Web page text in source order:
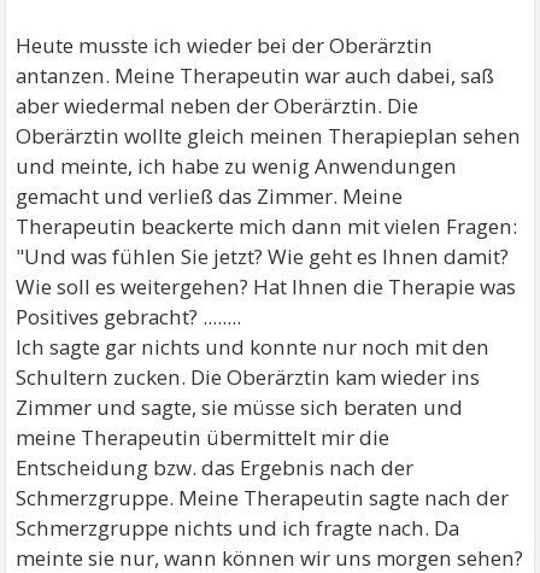
Heute musste ich wieder bei der Oberärztin
antanzen. Meine Therapeutin war auch dabei, saß
aber wiedermal neben der Oberärztin. Die
Oberärztin wollte gleich meinen Therapieplan sehen
und meinte, ich habe zu wenig Anwendungen
gemacht und verließ das Zimmer. Meine
Therapeutin beackerte mich dann mit vielen Fragen:
"Und was fühlen Sie jetzt? Wie geht es Ihnen damit?
Wie soll es weitergehen? Hat Ihnen die Therapie was
Positives gebracht? ........
Ich sagte gar nichts und konnte nur noch mit den
Schultern zucken. Die Oberärztin kam wieder ins
Zimmer und sagte, sie müsse sich beraten und
meine Therapeutin übermittelt mir die
Entscheidung bzw. das Ergebnis nach der
Schmerzgruppe. Meine Therapeutin sagte nach der
Schmerzgruppe nichts und ich fragte nach. Da
meinte sie nur, wann können wir uns morgen sehen?